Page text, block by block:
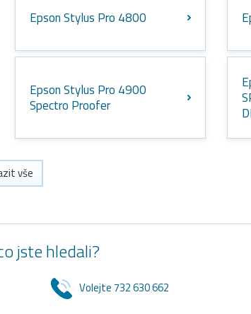
Epson Stylus Pro 4800
Epson Stylus Pro 4900
Spectro Proofer
vše
jste hledali?
Volejte 732 630 662